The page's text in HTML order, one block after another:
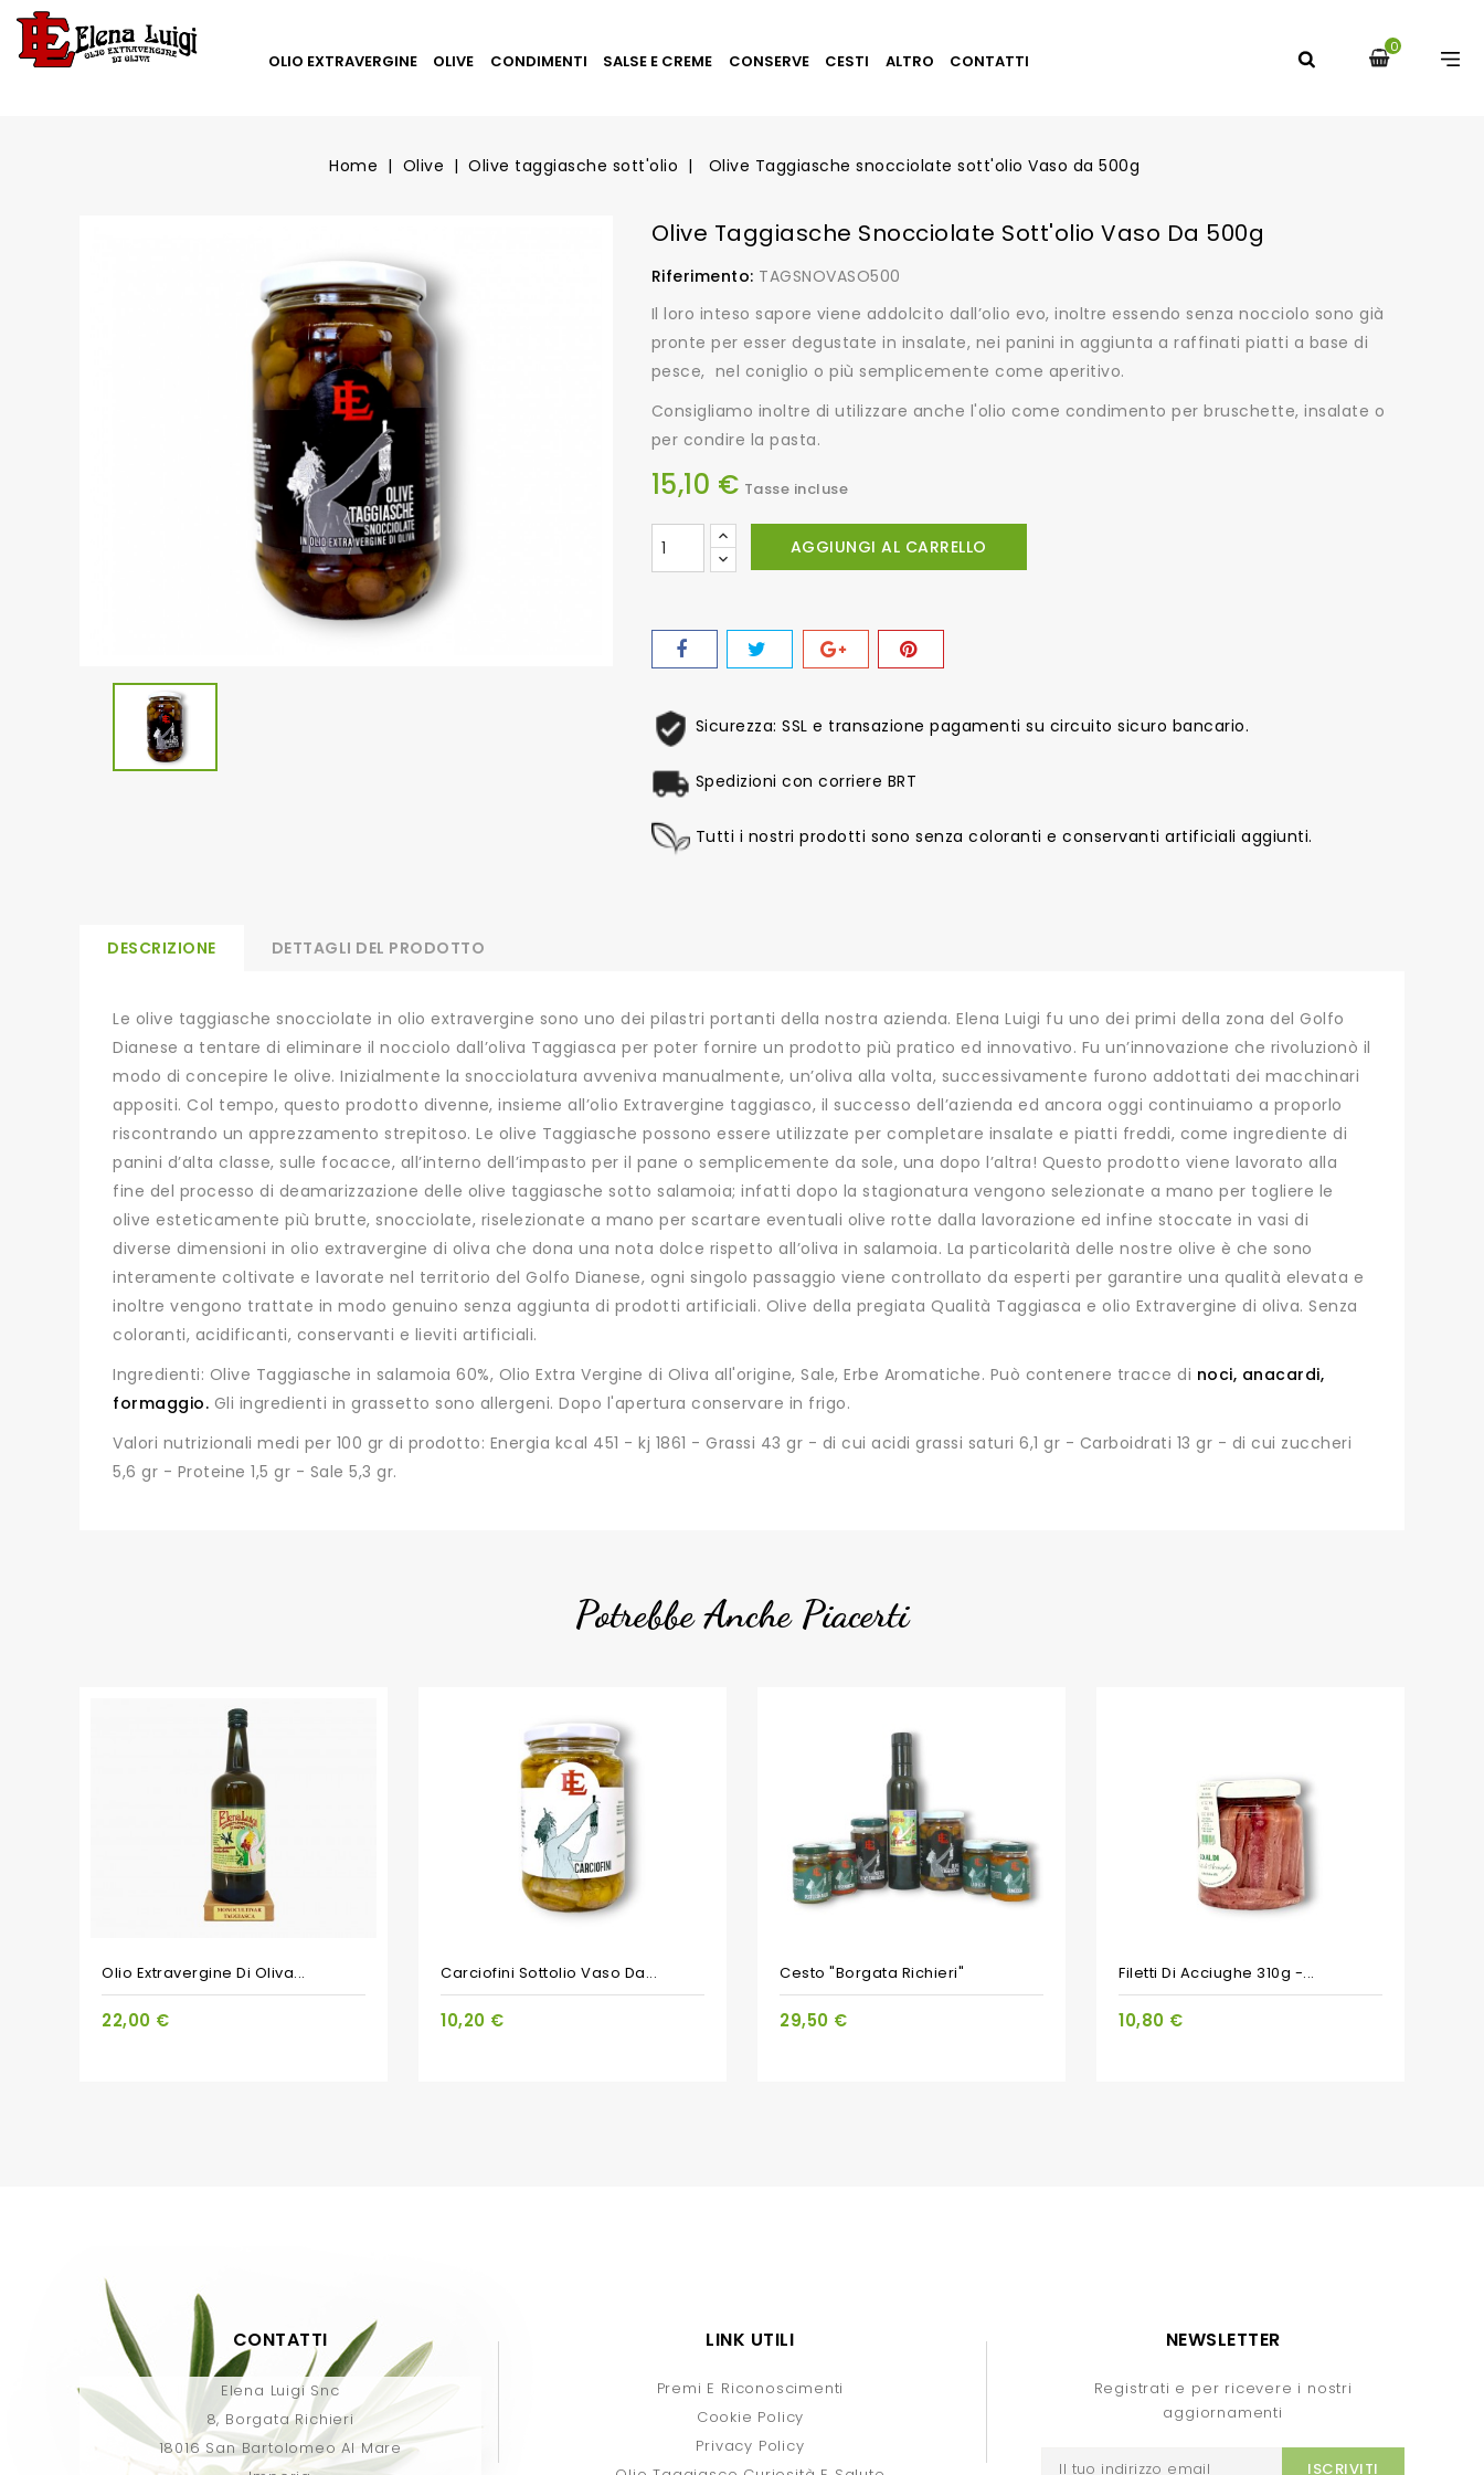
0
OLIO EXTRAVERGINE OLIVE CONDIMENTI SALSE E CREME CONSERVE CESTI ALTRO CONTATTI
Home Olive Olive taggiasche sott'olio Olive Taggiasche snocciolate sott'olio Vaso da 500g
Olive Taggiasche Snocciolate Sott'olio Vaso Da 500g
Riferimento: TAGSNOVASO500
Il loro inteso sapore viene addolcito dall’olio evo, inoltre essendo senza nocciolo sono già
pronte per esser degustate in insalate, nei panini in aggiunta a raffinati piatti a base di
pesce, nel coniglio o più semplicemente come aperitivo.
Consigliamo inoltre di utilizzare anche l'olio come condimento per bruschette, insalate o
per condire la pasta.
15,10 € Tasse incluse
AGGIUNGI AL CARRELLO
Sicurezza: SSL e transazione pagamenti su circuito sicuro bancario.
Spedizioni con corriere BRT
Tutti i nostri prodotti sono senza coloranti e conservanti artificiali aggiunti.
DESCRIZIONE DETTAGLI DEL PRODOTTO
Le olive taggiasche snocciolate in olio extravergine sono uno dei pilastri portanti della nostra azienda. Elena Luigi fu uno dei primi della zona del Golfo
Dianese a tentare di eliminare il nocciolo dall’oliva Taggiasca per poter fornire un prodotto più pratico ed innovativo. Fu un’innovazione che rivoluzionò il
modo di concepire le olive. Inizialmente la snocciolatura avveniva manualmente, un’oliva alla volta, successivamente furono addottati dei macchinari
appositi. Col tempo, questo prodotto divenne, insieme all’olio Extravergine taggiasco, il successo dell’azienda ed ancora oggi continuiamo a proporlo
riscontrando un apprezzamento strepitoso. Le olive Taggiasche possono essere utilizzate per completare insalate e piatti freddi, come ingrediente di
panini d’alta classe, sulle focacce, all’interno dell’impasto per il pane o semplicemente da sole, una dopo l’altra! Questo prodotto viene lavorato alla
fine del processo di deamarizzazione delle olive taggiasche sotto salamoia; infatti dopo la stagionatura vengono selezionate a mano per togliere le
olive esteticamente più brutte, snocciolate, riselezionate a mano per scartare eventuali olive rotte dalla lavorazione ed infine stoccate in vasi di
diverse dimensioni in olio extravergine di oliva che dona una nota dolce rispetto all’oliva in salamoia. La particolarità delle nostre olive è che sono
interamente coltivate e lavorate nel territorio del Golfo Dianese, ogni singolo passaggio viene controllato da esperti per garantire una qualità elevata e
inoltre vengono trattate in modo genuino senza aggiunta di prodotti artificiali. Olive della pregiata Qualità Taggiasca e olio Extravergine di oliva. Senza
coloranti, acidificanti, conservanti e lieviti artificiali.
Ingredienti: Olive Taggiasche in salamoia 60%, Olio Extra Vergine di Oliva all'origine, Sale, Erbe Aromatiche. Può contenere tracce di noci, anacardi,
formaggio. Gli ingredienti in grassetto sono allergeni. Dopo l'apertura conservare in frigo.
Valori nutrizionali medi per 100 gr di prodotto: Energia kcal 451 - kj 1861 - Grassi 43 gr - di cui acidi grassi saturi 6,1 gr - Carboidrati 13 gr - di cui zuccheri
5,6 gr - Proteine 1,5 gr - Sale 5,3 gr.
Potrebbe Anche Piacerti
Olio Extravergine Di Oliva...
22,00 €
Carciofini Sottolio Vaso Da...
10,20 €
Cesto "Borgata Richieri"
29,50 €
Filetti Di Acciughe 310g -...
10,80 €
CONTATTI
Elena Luigi Snc
8, Borgata Richieri
18016 San Bartolomeo Al Mare
LINK UTILI
Premi E Riconoscimenti
Cookie Policy
Privacy Policy
NEWSLETTER
Registrati e per ricevere i nostri
aggiornamenti